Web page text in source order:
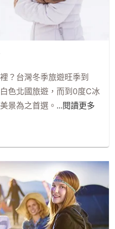
？台灣冬季旅遊旺季到
色北國旅遊，而到0度C冰
景為之首選。 ...閱讀更多